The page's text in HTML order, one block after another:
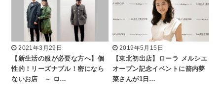
2021年3月29日
【新生活の服が必要な方へ】個
性的！リーズナブル！密になら
ないお店 ～ ロ…
2019年5月15日
【東北初出店】ローラ メルシエ
オープン記念イベントに箭内夢
菜さんが1日…